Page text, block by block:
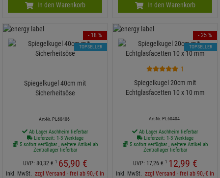
In den Warenkorb In den Warenkorb
Spiegelkugel 40cm mit
Sicherheitsöse
Art-Nr. PL60406
Ab Lager Aschheim lieferbar
Lieferzeit: 1-3 Werktage
5 sofort verfügbar , weitere Artikel ab
Zentrallager lieferbar
UVP: 80,32 € 1 65,90 €
inkl. MwSt. zzgl Versand - frei ab 90,-€ in
- 18 %
TOPSELLER
1
Spiegelkugel 20cm mit
Echtglasfacetten 10 x 10 mm
Art-Nr. PL60404
Ab Lager Aschheim lieferbar
Lieferzeit: 1-3 Werktage
5 sofort verfügbar , weitere Artikel ab
Zentrallager lieferbar
UVP: 17,26 € 1 12,99 €
inkl. MwSt. zzgl Versand - frei ab 90,-€ in
- 25 %
TOPSELLER